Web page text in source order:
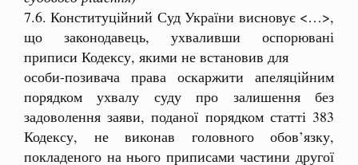
7.6. Конституційний Суд України висновує <…>,
що законодавець, ухваливши оспорювані
приписи Кодексу, якими не встановив для
особи-позивача права оскаржити апеляційним
порядком ухвалу суду про залишення без
задоволення заяви, поданої порядком статті 383
Кодексу, не виконав головного обов’язку,
покладеного на нього приписами частини другої